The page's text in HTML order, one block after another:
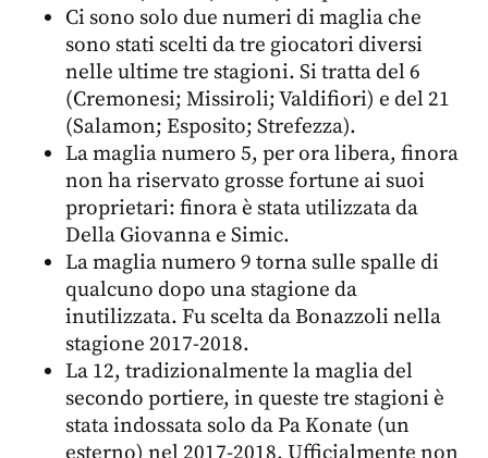
Ci sono solo due numeri di maglia che
sono stati scelti da tre giocatori diversi
nelle ultime tre stagioni. Si tratta del 6
(Cremonesi; Missiroli; Valdifiori) e del 21
(Salamon; Esposito; Strefezza).
La maglia numero 5, per ora libera, finora
non ha riservato grosse fortune ai suoi
proprietari: finora è stata utilizzata da
Della Giovanna e Simic.
La maglia numero 9 torna sulle spalle di
qualcuno dopo una stagione da
inutilizzata. Fu scelta da Bonazzoli nella
stagione 2017-2018.
La 12, tradizionalmente la maglia del
secondo portiere, in queste tre stagioni è
stata indossata solo da Pa Konate (un